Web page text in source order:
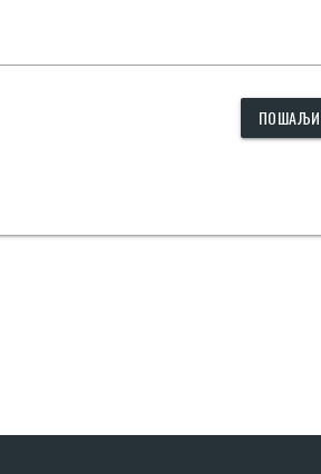
ПОШАЉИ